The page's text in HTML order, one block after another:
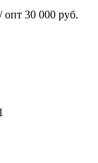
опт 30 000 руб.